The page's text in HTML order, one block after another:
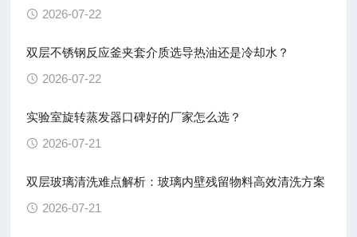
2026-07-22
双层不锈钢反应釜夹套介质选导热油还是冷却水？
2026-07-22
实验室旋转蒸发器口碑好的厂家怎么选？
2026-07-21
双层玻璃清洗难点解析：玻璃内壁残留物料高效清洗方案
2026-07-21